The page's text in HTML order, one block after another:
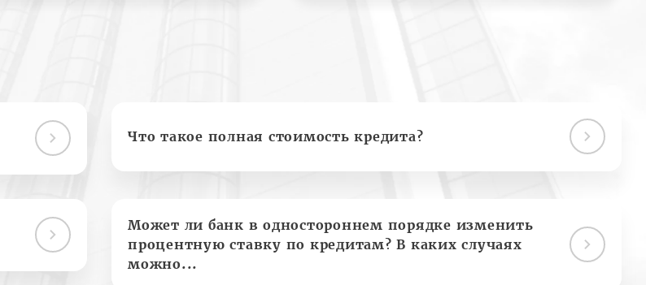
Что такое полная стоимость кредита?
Может ли банк в одностороннем порядке изменить
процентную ставку по кредитам? В каких случаях
можно...